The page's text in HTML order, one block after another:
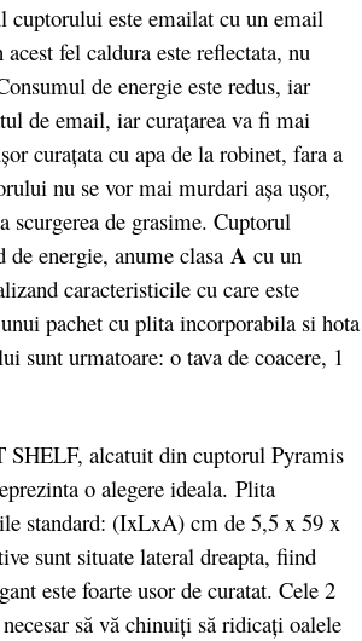
cuptorului este emailat cu un email
fel caldura este reflectata, nu
de energie este redus, iar
de email, iar curaţarea va fi mai
curațata cu apa de la robinet, fara a
nu se vor mai murdari așa ușor,
de grasime. Cuptorul
energie, anume clasa A cu un
caracteristicile cu care este
pachet cu plita incorporabila si hota
sunt urmatoare: o tava de coacere, 1
alcatuit din cuptorul Pyramis
o alegere ideala. Plita
standard: (IxLxA) cm de 5,5 x 59 x
sunt situate lateral dreapta, fiind
este foarte usor de curatat. Cele 2
să vă chinuiţi să ridicaţi oalele